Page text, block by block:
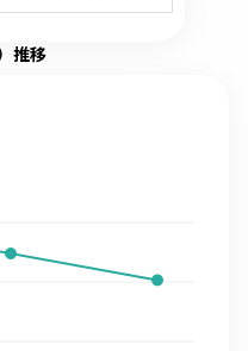
推移